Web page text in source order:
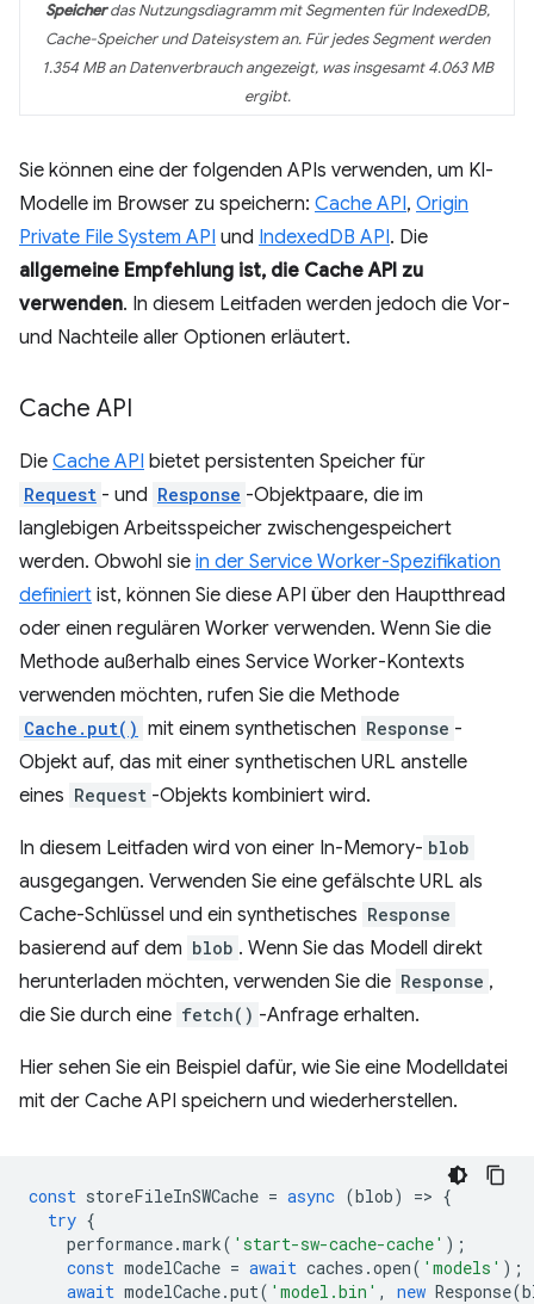
Speicherdas Nutzungsdiagramm mit Segmenten für IndexedDB,
Cache-Speicher und Dateisystem an. Für jedes Segment werden
1.354 MB an Datenverbrauch angezeigt, was insgesamt 4.063 MB
ergibt.
Sie können eine der folgenden APIs verwenden, um KI-
Modelle im Browser zu speichern: Cache API, Origin
Private File System API und IndexedDB API. Die
allgemeine Empfehlung ist, die Cache API zu
verwenden. In diesem Leitfaden werden jedoch die Vor-
und Nachteile aller Optionen erläutert.
Cache API
Die Cache API bietet persistenten Speicher für
Request - und Response -Objektpaare, die im
langlebigen Arbeitsspeicher zwischengespeichert
werden. Obwohl sie in der Service Worker-Spezifikation
definiert ist, können Sie diese API über den Hauptthread
oder einen regulären Worker verwenden. Wenn Sie die
Methode außerhalb eines Service Worker-Kontexts
verwenden möchten, rufen Sie die Methode
Cache.put() mit einem synthetischen Response -
Objekt auf, das mit einer synthetischen URL anstelle
eines Request -Objekts kombiniert wird.
In diesem Leitfaden wird von einer In-Memory- blob
ausgegangen. Verwenden Sie eine gefälschte URL als
Cache-Schlüssel und ein synthetisches Response
basierend auf dem blob . Wenn Sie das Modell direkt
herunterladen möchten, verwenden Sie die Response ,
die Sie durch eine fetch() -Anfrage erhalten.
Hier sehen Sie ein Beispiel dafür, wie Sie eine Modelldatei
mit der Cache API speichern und wiederherstellen.
const storeFileInSWCache = async (blob) => {
try {
performance.mark( 'start-sw-cache-cache' );
const modelCache = await caches .open( 'models' );
await modelCache.put( 'model.bin' , new Response(